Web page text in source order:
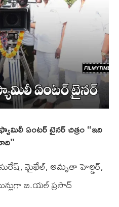
ఏంటర్ టైనర్ చిత్రం “ఇది
మైఖేల్, అమృతా హెల్డర్,
బి.యల్ ప్రసాద్